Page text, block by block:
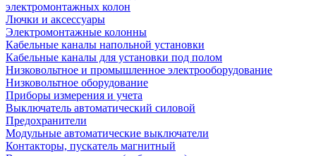
электромонтажных колон
Лючки и аксессуары
Электромонтажные колонны
Кабельные каналы напольной установки
Кабельные каналы для установки под полом
Низковольтное и промышленное электрооборудование
Низковольтное оборудование
Приборы измерения и учета
Выключатель автоматический силовой
Предохранители
Модульные автоматические выключатели
Контакторы, пускатель магнитный